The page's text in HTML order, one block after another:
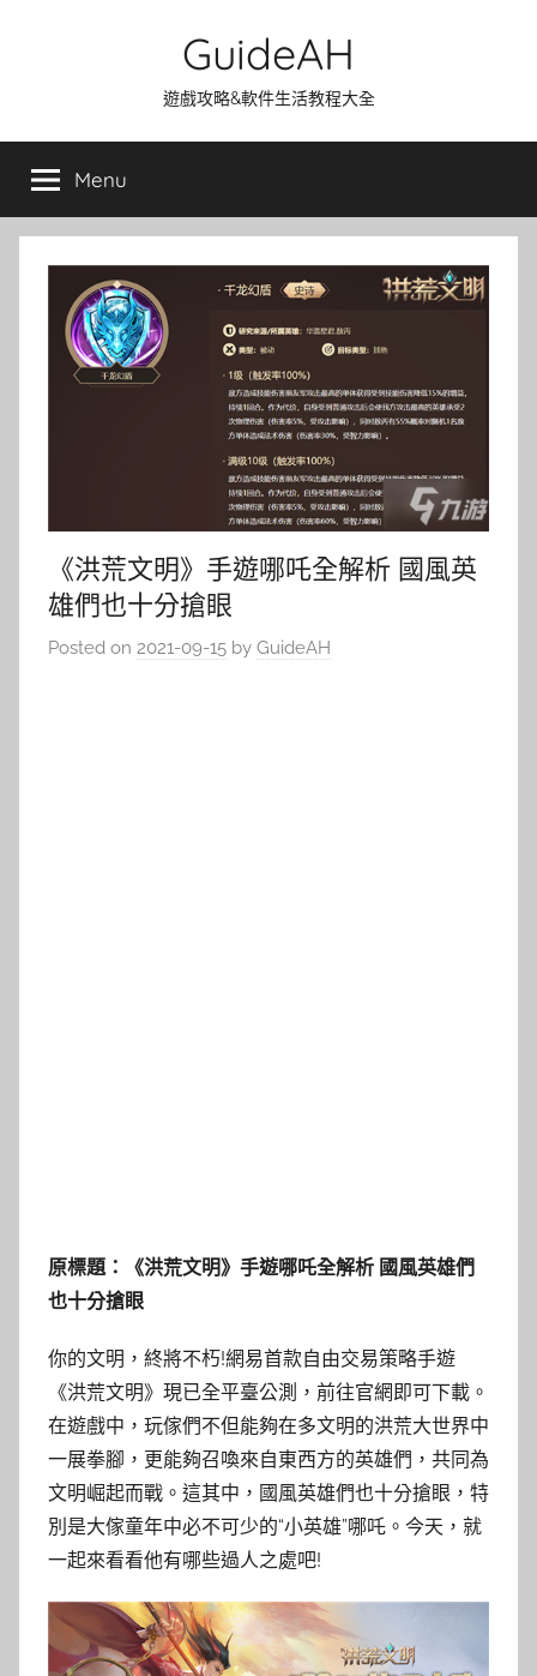
GuideAH
遊戲攻略&軟件生活教程大全
Menu
《洪荒文明》手遊哪吒全解析 國風英
雄們也十分搶眼
Posted on 2021-09-15 by GuideAH
原標題：《洪荒文明》手遊哪吒全解析 國風英雄們
也十分搶眼
你的文明，終將不朽!網易首款自由交易策略手遊
《洪荒文明》現已全平臺公測，前往官網即可下載。
在遊戲中，玩傢們不但能夠在多文明的洪荒大世界中
一展拳腳，更能夠召喚來自東西方的英雄們，共同為
文明崛起而戰。這其中，國風英雄們也十分搶眼，特
別是大傢童年中必不可少的“小英雄”哪吒。今天，就
一起來看看他有哪些過人之處吧!